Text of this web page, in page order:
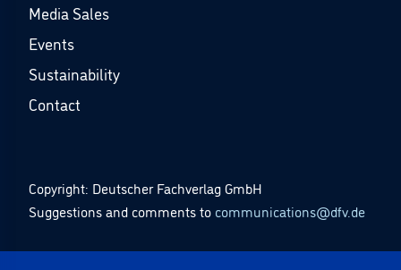
Media Sales
Events
Sustainability
Contact
Copyright: Deutscher Fachverlag GmbH
Suggestions and comments to communications@dfv.de